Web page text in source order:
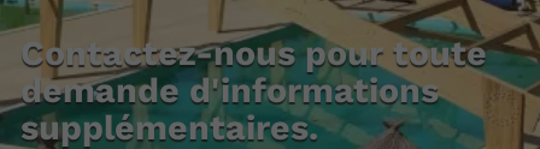
Contactez-nous pour toute
demande d'informations
supplémentaires.